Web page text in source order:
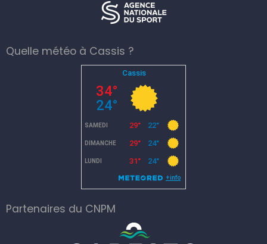
Quelle météo à Cassis ?
Partenaires du CNPM